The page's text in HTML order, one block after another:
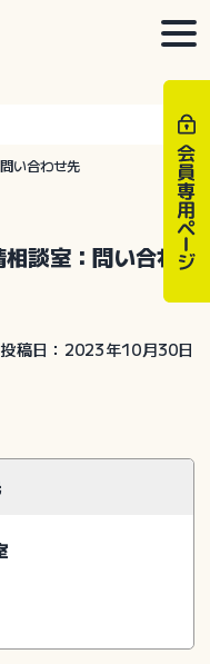
い合わせ先
談室：問い合わ
投稿日：2023年10月30日